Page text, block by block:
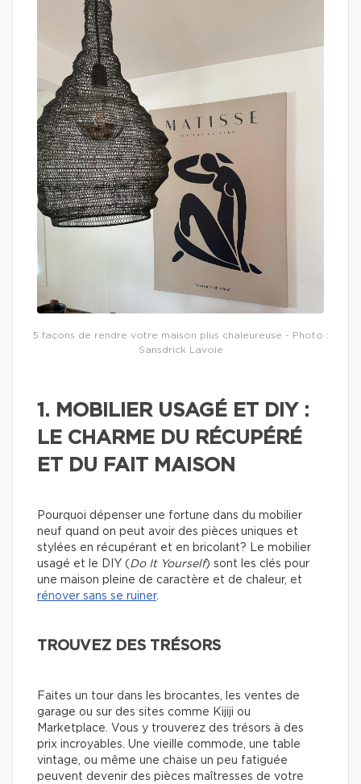
5 façons de rendre votre maison plus chaleureuse - Photo :
Sansdrick Lavoie
1. MOBILIER USAGÉ ET DIY :
LE CHARME DU RÉCUPÉRÉ
ET DU FAIT MAISON
Pourquoi dépenser une fortune dans du mobilier
neuf quand on peut avoir des pièces uniques et
stylées en récupérant et en bricolant? Le mobilier
usagé et le DIY ( Do It Yourself) sont les clés pour
une maison pleine de caractère et de chaleur, et
rénover sans se ruiner.
TROUVEZ DES TRÉSORS
Faites un tour dans les brocantes, les ventes de
garage ou sur des sites comme Kijiji ou
Marketplace. Vous y trouverez des trésors à des
prix incroyables. Une vieille commode, une table
vintage, ou même une chaise un peu fatiguée
peuvent devenir des pièces maîtresses de votre